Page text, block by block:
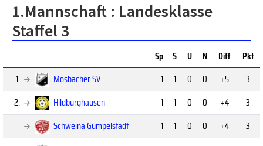
1.Mannschaft : Landesklasse
Staffel 3
Sp S U N Diff
Pkt
1.
Mosbacher SV 1 1 0 0 +5
3
2.
Hildburghausen 1 1 0 0 +4
3
Schweina Gumpelstadt
1 1 0 0 +4
3